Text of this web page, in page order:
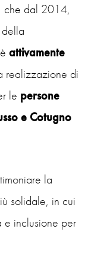
che dal 2014,
attivamente
realizzazione di
le persone
e Cotugno
la
solidale, in cui
e inclusione per